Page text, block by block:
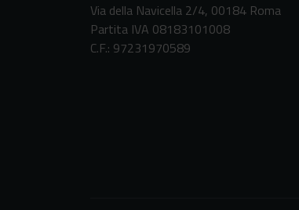
Via della Navicella 2/4, 00184 Roma
Partita IVA 08183101008
C.F.: 97231970589